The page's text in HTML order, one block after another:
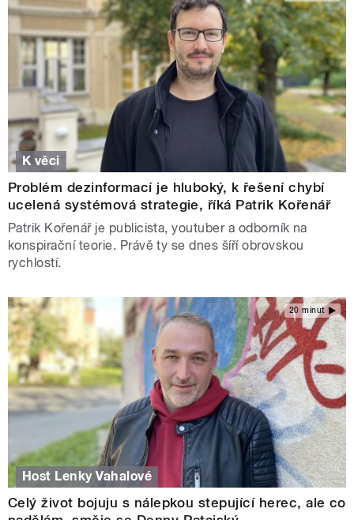
K věci
Problém dezinformací je hluboký, k řešení chybí
ucelená systémová strategie, říká Patrik Kořenář
Patrik Kořenář je publicista, youtuber a odborník na
konspirační teorie. Právě ty se dnes šíří obrovskou
rychlostí.
20 minut
Host Lenky Vahalové
Celý život bojuju s nálepkou stepující herec, ale co